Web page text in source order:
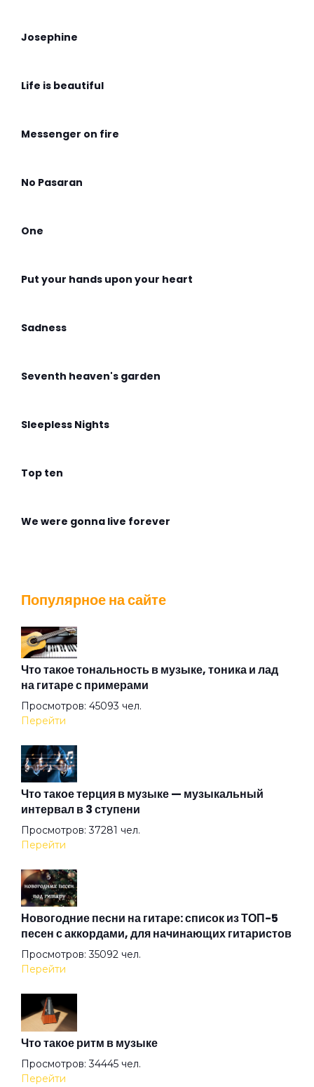
Josephine
Life is beautiful
Messenger on fire
No Pasaran
One
Put your hands upon your heart
Sadness
Seventh heaven's garden
Sleepless Nights
Top ten
We were gonna live forever
Алиса
Алмазная душа
Амазонка
Ангел на свече
Ангел
Арена
Аристократы
Популярное на сайте
Что такое тональность в музыке, тоника и лад
на гитаре с примерами
Просмотров: 45093 чел.
Перейти
Что такое терция в музыке — музыкальный
интервал в 3 ступени
Просмотров: 37281 чел.
Перейти
Новогодние песни на гитаре: список из ТОП-5
песен с аккордами, для начинающих гитаристов
Просмотров: 35092 чел.
Перейти
Что такое ритм в музыке
Просмотров: 34445 чел.
Перейти